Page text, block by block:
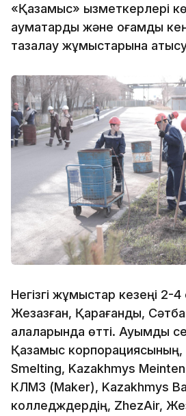
«Қазақмыс» қызметкерлері
аумақтарды және қоғамдық
тазалау жұмыстарына
Негізгі жұмыстар кезеңі 2-
Жезқазған, Қарағанды,
қалаларында өтті. Ауқымды
Қазақмыс
Smelting, Kazakhmys
КЛМЗ (Maker), Kazakhmys
колледждердің, ZhezAir,